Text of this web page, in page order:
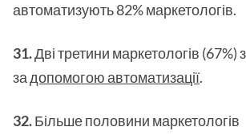
автоматизують 82% маркетологів.
31.Дві третини маркетологів (67%)
задопомогою автоматизації.
32.Більше половини маркетологів